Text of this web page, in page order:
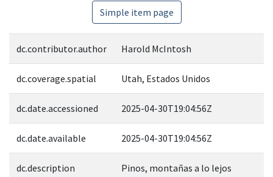
Simple item page
dc.contributor.author Harold McIntosh
dc.coverage.spatial Utah, Estados Unidos
dc.date.accessioned 2025-04-30T19:04:56Z
dc.date.available 2025-04-30T19:04:56Z
dc.description Pinos, montañas a lo lejos